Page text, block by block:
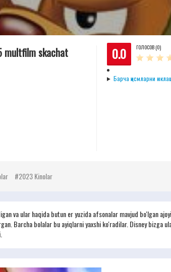
0.0 ГОЛОСОВ (0)
Барча қисмларни
multfilm skachat
2023 Kinolar
va ular haqida butun er yuzida afsonalar mavjud bo'lgan
Barcha bolalar bu ayiqlarni yaxshi ko'radilar. Disney bizga